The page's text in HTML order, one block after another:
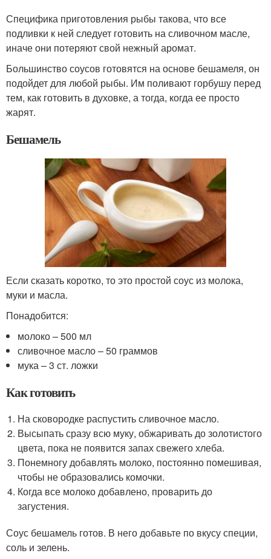
Специфика приготовления рыбы такова, что все
подливки к ней следует готовить на сливочном масле,
иначе они потеряют свой нежный аромат.
Большинство соусов готовятся на основе бешамеля, он
подойдет для любой рыбы. Им поливают горбушу перед
тем, как готовить в духовке, а тогда, когда ее просто
жарят.
Бешамель
Если сказать коротко, то это простой соус из молока,
муки и масла.
Понадобится:
молоко – 500 мл
сливочное масло – 50 граммов
мука – 3 ст. ложки
Как готовить
На сковородке распустить сливочное масло.
Высыпать сразу всю муку, обжаривать до золотистого
цвета, пока не появится запах свежего хлеба.
Понемногу добавлять молоко, постоянно помешивая,
чтобы не образовались комочки.
Когда все молоко добавлено, проварить до
загустения.
Соус бешамель готов. В него добавьте по вкусу специи,
соль и зелень.